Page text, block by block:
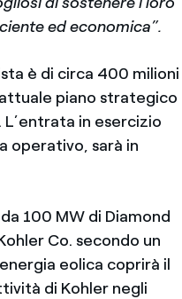
ed economica”.
è di circa 400 milioni
piano strategico
in esercizio
operativo, sarà in
100 MW di Diamond
Co. secondo un
eolica coprirà il
di Kohler negli